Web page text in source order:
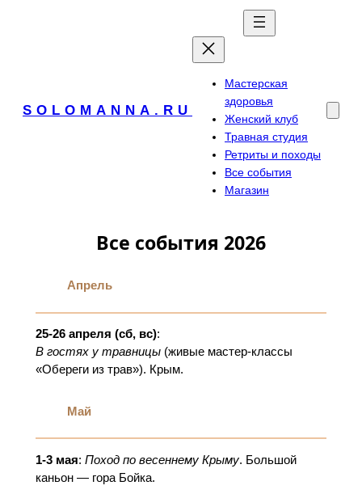
SOLOMANNA.RU
Мастерская
здоровья
Женский клуб
Травная студия
Ретриты и походы
Все события
Магазин
Все события 2026
Апрель
25-26 апреля (сб, вс):
В гостях у травницы (живые мастер-классы
«Обереги из трав»). Крым.
Май
1-3 мая: Поход по весеннему Крыму. Большой
каньон — гора Бойка.